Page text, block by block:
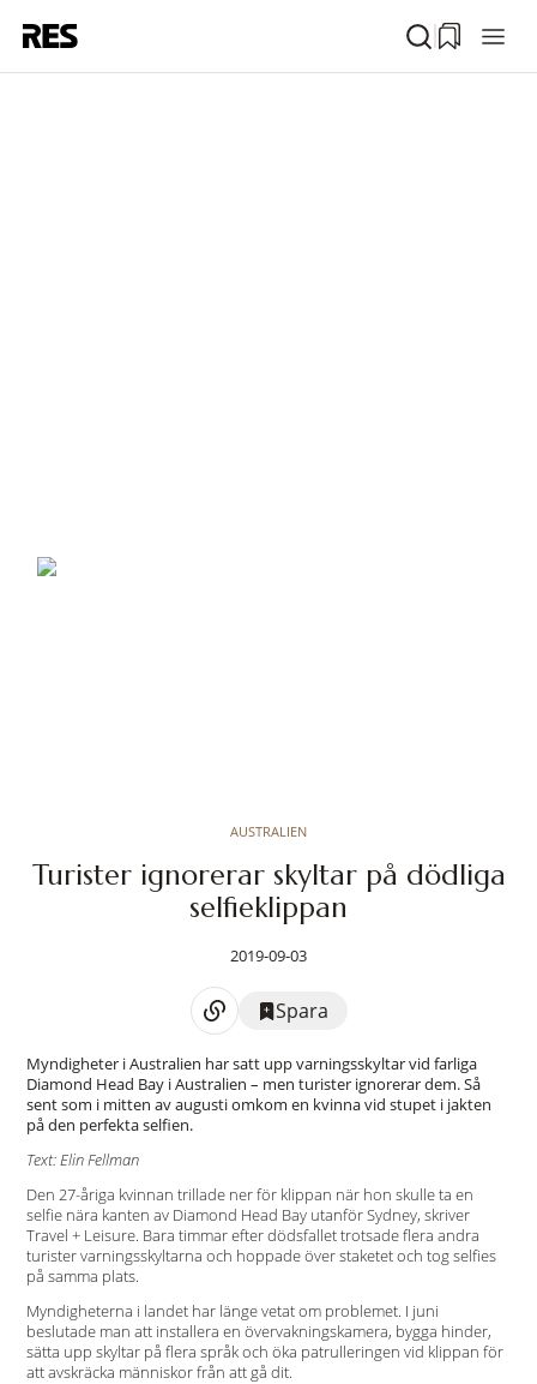
AUSTRALIEN
Turister ignorerar skyltar på dödliga
selfieklippan
2019-09-03
Spara
Myndigheter i Australien har satt upp varningsskyltar vid farliga
Diamond Head Bay i Australien – men turister ignorerar dem. Så
sent som i mitten av augusti omkom en kvinna vid stupet i jakten
på den perfekta selfien.
Text: Elin Fellman
Den 27-åriga kvinnan trillade ner för klippan när hon skulle ta en
selfie nära kanten av Diamond Head Bay utanför Sydney, skriver
Travel + Leisure. Bara timmar efter dödsfallet trotsade flera andra
turister varningsskyltarna och hoppade över staketet och tog selfies
på samma plats.
Myndigheterna i landet har länge vetat om problemet. I juni
beslutade man att installera en övervakningskamera, bygga hinder,
sätta upp skyltar på flera språk och öka patrulleringen vid klippan för
att avskräcka människor från att gå dit.